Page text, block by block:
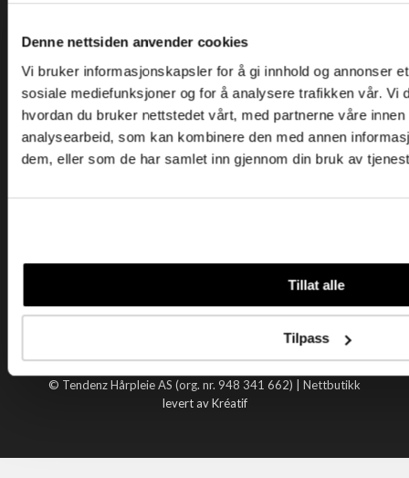
Denne nettsiden anvender cookies
Vi bruker informasjonskapsler for å gi innhold og annonser
sosiale mediefunksjoner og for å analysere trafikken vår. Vi
hvordan du bruker nettstedet vårt, med partnerne våre
analysearbeid, som kan kombinere den med annen
dem, eller som de har samlet inn gjennom din bruk av
Tillat alle
Tilpass
Personvern
Holtegata 26, 0355 Oslo
Telefon: +47 22 92 50 00
E-post: kundeservice@tendenz.net
Nyttige lenker
Datablad
Om oss
Handle hos oss
© Tendenz Hårpleie AS (org. nr. 948 341 662) | Nettbutikk
levert av Kréatif